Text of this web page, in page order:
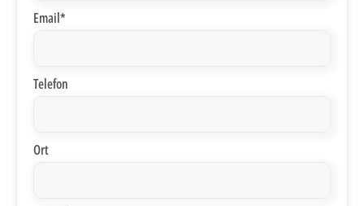
Email*
Telefon
Ort